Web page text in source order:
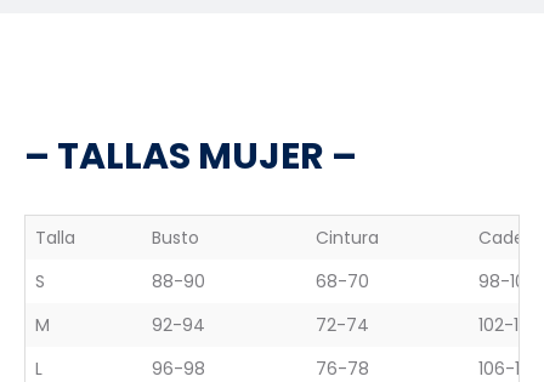
– TALLAS MUJER –
Talla Busto Cintura
Cadera
S
88-90 68-70
98-100
M
92-94 72-74
102-104
L
96-98 76-78
106-108